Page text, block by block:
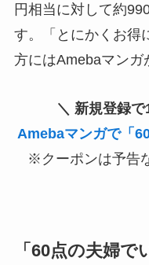
円相当に対して約
す。「とにかくお得
方にはAmebaマンガ
＼ 新規登録
Amebaマンガで「
※クーポンは予告
「60点の夫婦